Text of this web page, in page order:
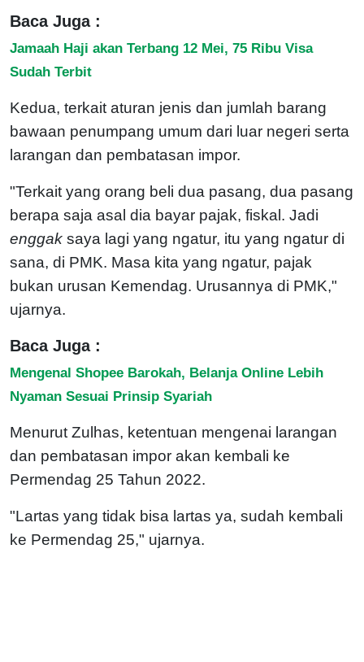
Baca Juga :
Jamaah Haji akan Terbang 12 Mei, 75 Ribu Visa
Sudah Terbit
Kedua, terkait aturan jenis dan jumlah barang
bawaan penumpang umum dari luar negeri serta
larangan dan pembatasan impor.
"Terkait yang orang beli dua pasang, dua pasang
berapa saja asal dia bayar pajak, fiskal. Jadi
enggak saya lagi yang ngatur, itu yang ngatur di
sana, di PMK. Masa kita yang ngatur, pajak
bukan urusan Kemendag. Urusannya di PMK,"
ujarnya.
Baca Juga :
Mengenal Shopee Barokah, Belanja Online Lebih
Nyaman Sesuai Prinsip Syariah
Menurut Zulhas, ketentuan mengenai larangan
dan pembatasan impor akan kembali ke
Permendag 25 Tahun 2022.
"Lartas yang tidak bisa lartas ya, sudah kembali
ke Permendag 25," ujarnya.